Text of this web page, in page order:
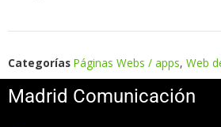
Categorías Páginas Webs / apps, Web
Madrid Comunicación